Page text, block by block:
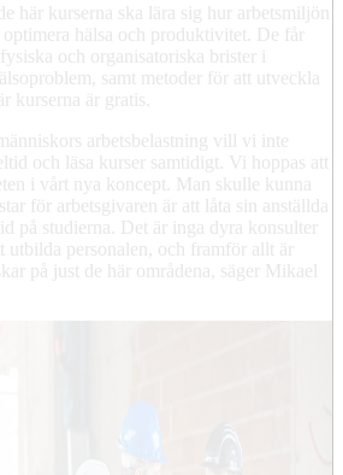
här kurserna ska lära sig hur arbetsmiljön
hälsa och produktivitet. De får
och organisatoriska brister i
samt metoder för att utveckla
kurserna är gratis.
arbetsbelastning vill vi inte
och läsa kurser samtidigt. Vi hoppas att
i vårt nya koncept. Man skulle kunna
för arbetsgivaren är att låta sin anställda
på studierna. Det är inga dyra konsulter
utbilda personalen, och framför allt är
på just de här områdena, säger Mikael